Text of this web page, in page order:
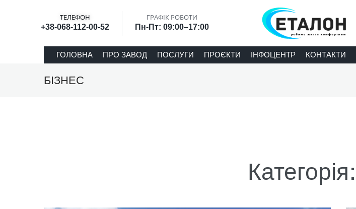
ТЕЛЕФОН
+38-068-112-00-52
ГРАФІК РОБОТИ
Пн-Пт: 09:00–17:00
ГОЛОВНА ПРО ЗАВОД ПОСЛУГИ ПРОЄКТИ ІНФОЦЕНТР КОНТАКТИ
БІЗНЕС
Категорія: